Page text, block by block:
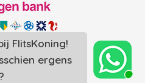
FlitsKoning!
ergens
photobooths
videobooths